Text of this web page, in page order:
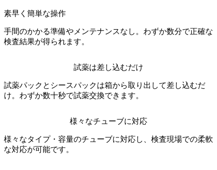
素早く簡単な操作
手間のかかる準備やメンテナンスなし。わずか数分で正確な
検査結果が得られます。
試薬は差し込むだけ
試薬パックとシースパックは箱から取り出して差し込むだ
け。わずか数十秒で試薬交換できます。
様々なチューブに対応
様々なタイプ・容量のチューブに対応し、検査現場での柔軟
な対応が可能です。